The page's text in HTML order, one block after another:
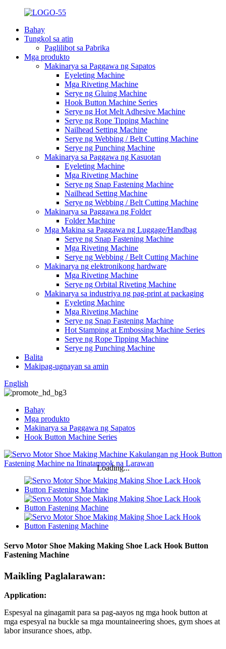
Bahay
Tungkol sa atin
Paglilibot sa Pabrika
Mga produkto
Makinarya sa Paggawa ng Sapatos
Eyeleting Machine
Mga Riveting Machine
Serye ng Gluing Machine
Hook Button Machine Series
Serye ng Hot Melt Adhesive Machine
Serye ng Rope Tipping Machine
Nailhead Setting Machine
Serye ng Webbing / Belt Cutting Machine
Serye ng Punching Machine
Makinarya sa Paggawa ng Kasuotan
Eyeleting Machine
Mga Riveting Machine
Serye ng Snap Fastening Machine
Nailhead Setting Machine
Serye ng Webbing / Belt Cutting Machine
Makinarya sa Paggawa ng Folder
Folder Machine
Mga Makina sa Paggawa ng Luggage/Handbag
Serye ng Snap Fastening Machine
Mga Riveting Machine
Serye ng Webbing / Belt Cutting Machine
Makinarya ng elektronikong hardware
Mga Riveting Machine
Serye ng Orbital Riveting Machine
Makinarya sa industriya ng pag-print at packaging
Eyeleting Machine
Mga Riveting Machine
Serye ng Snap Fastening Machine
Hot Stamping at Embossing Machine Series
Serye ng Rope Tipping Machine
Serye ng Punching Machine
Balita
Makipag-ugnayan sa amin
English
Bahay
Mga produkto
Makinarya sa Paggawa ng Sapatos
Hook Button Machine Series
Loading...
Servo Motor Shoe Making Making Shoe Lack Hook Button
Fastening Machine
Maikling Paglalarawan:
Application:
Espesyal na ginagamit para sa pag-aayos ng mga hook button at
mga espesyal na buckle sa mga mountaineering shoes, gym shoes at
labor insurance shoes, atbp.